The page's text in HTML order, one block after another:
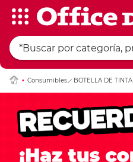
Consumibles BOTELLA DE